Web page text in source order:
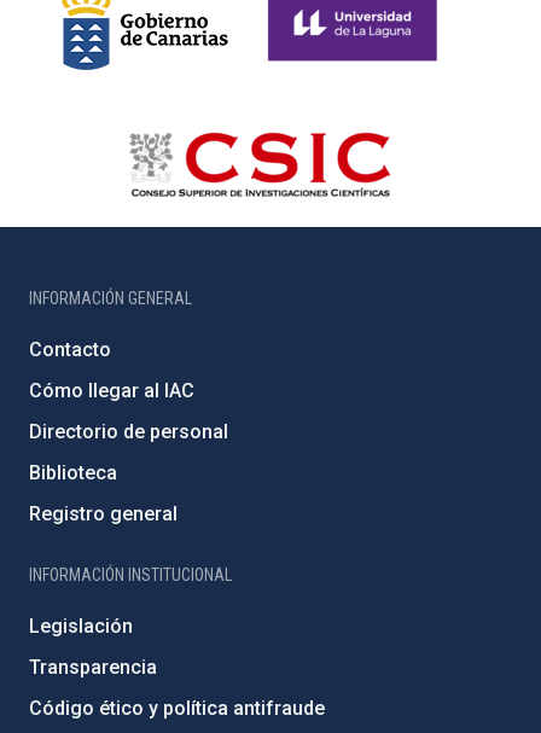
INFORMACIÓN GENERAL
Contacto
Cómo llegar al IAC
Directorio de personal
Biblioteca
Registro general
INFORMACIÓN INSTITUCIONAL
Legislación
Transparencia
Código ético y política antifraude